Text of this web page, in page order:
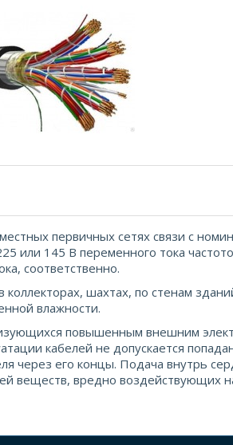
первичных сетях связи с
или 145 В переменного тока
соответственно.
шахтах, по стенам
влажности.
повышенным внешним
кабелей не допускается
через его концы. Подача внутрь
веществ, вредно воздействующих